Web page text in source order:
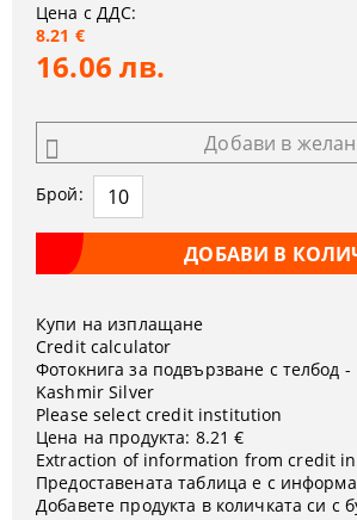
Цена с ДДС:
8.21 €
16.06 лв.
Добави в
Брой:
Купи на изплащане
Credit calculator
Фотокнига за подвързване с телбод -
Kashmir Silver
Please select credit institution
Цена на продукта: 8.21 €
Extraction of information from credit
Предоставената таблица е с
Добавете продукта в количката си с